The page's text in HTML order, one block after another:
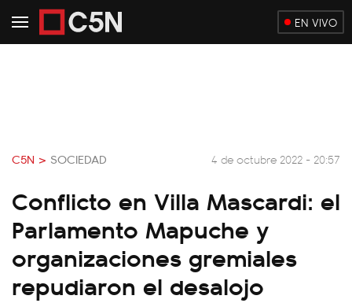
EN VIVO
C5N > SOCIEDAD 4 de octubre 2022 - 20:57
Conflicto en Villa Mascardi: el
Parlamento Mapuche y
organizaciones gremiales
repudiaron el desalojo